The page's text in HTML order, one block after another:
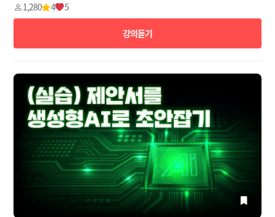
1,280
4 5
강의듣기